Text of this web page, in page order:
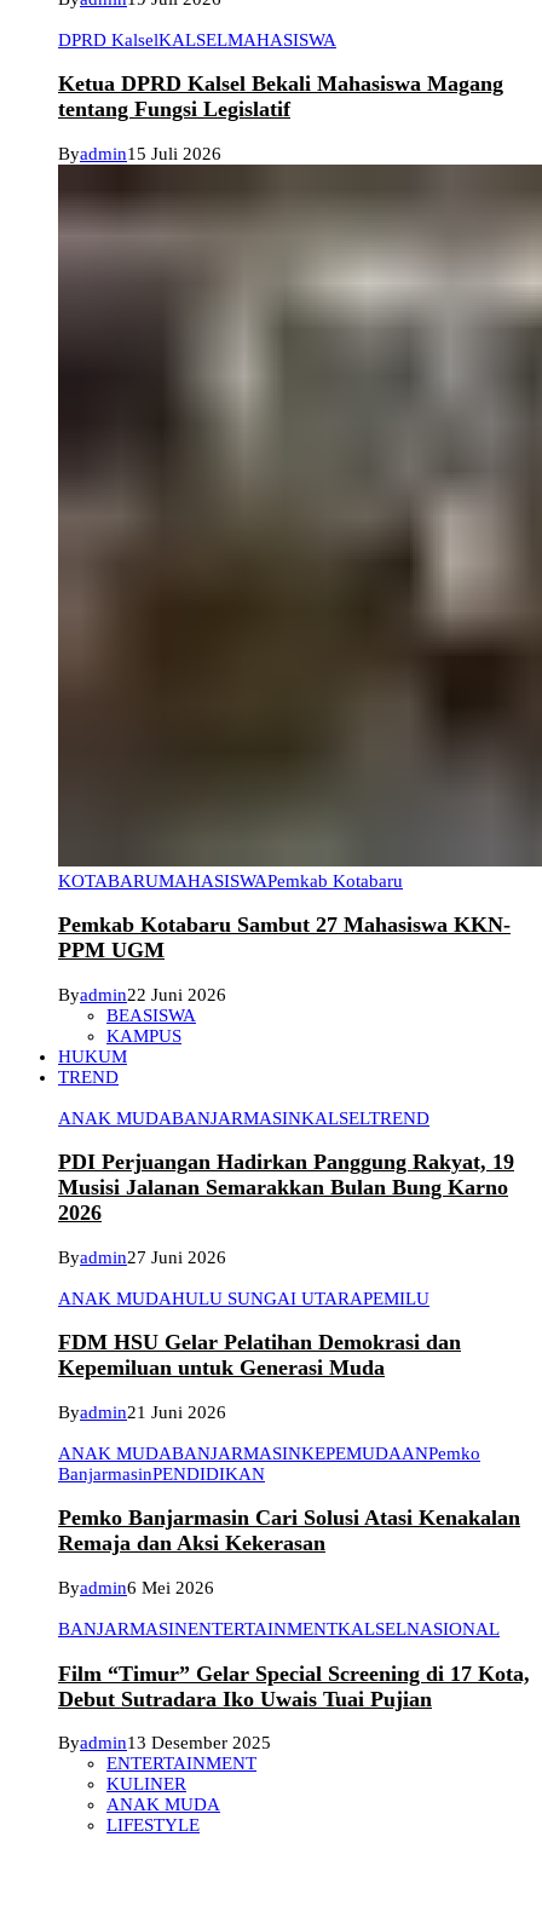
DPRD KalselKALSELMAHASISWA
Ketua DPRD Kalsel Bekali Mahasiswa Magang
tentang Fungsi Legislatif
Byadmin15 Juli 2026
KOTABARUMAHASISWAPemkab Kotabaru
Pemkab Kotabaru Sambut 27 Mahasiswa KKN-
PPM UGM
Byadmin22 Juni 2026
BEASISWA
KAMPUS
HUKUM
TREND
ANAK MUDABANJARMASINKALSELTREND
PDI Perjuangan Hadirkan Panggung Rakyat, 19
Musisi Jalanan Semarakkan Bulan Bung Karno
2026
Byadmin27 Juni 2026
ANAK MUDAHULU SUNGAI UTARAPEMILU
FDM HSU Gelar Pelatihan Demokrasi dan
Kepemiluan untuk Generasi Muda
Byadmin21 Juni 2026
ANAK MUDABANJARMASINKEPEMUDAANPemko
BanjarmasinPENDIDIKAN
Pemko Banjarmasin Cari Solusi Atasi Kenakalan
Remaja dan Aksi Kekerasan
Byadmin6 Mei 2026
BANJARMASINENTERTAINMENTKALSELNASIONAL
Film “Timur” Gelar Special Screening di 17 Kota,
Debut Sutradara Iko Uwais Tuai Pujian
Byadmin13 Desember 2025
ENTERTAINMENT
KULINER
ANAK MUDA
LIFESTYLE